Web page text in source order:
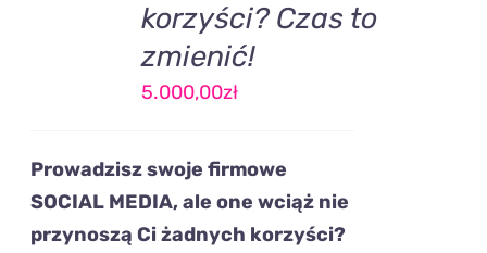
korzyści? Czas to
zmienić!
5.000,00zł
Prowadzisz swoje firmowe
SOCIAL MEDIA,ale one wciąż nie
przynoszą Ci żadnych korzyści?